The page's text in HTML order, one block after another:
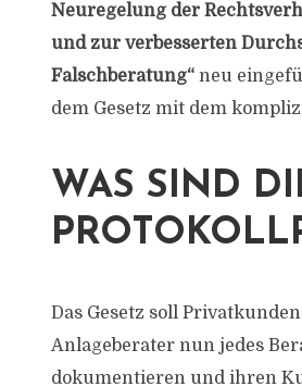
Neuregelung der
und zur verbesserten
Falschberatung“ neu
dem Gesetz mit dem
WAS SIND
Das Gesetz soll
Anlageberater nun jedes
dokumentieren und ihren